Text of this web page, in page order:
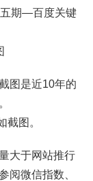
五期—百度关键
图是近10年的
截图。
大于网站推行
阅微信指数、